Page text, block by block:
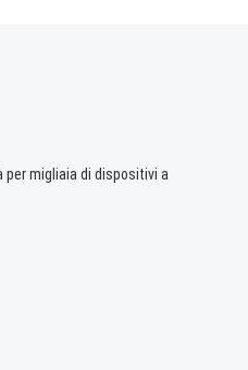
migliaia di dispositivi a